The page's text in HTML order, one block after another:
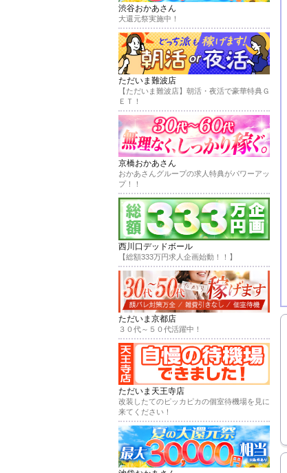
渋谷おかあさん
大還元祭実施中！
ただいま難波店
【ただいま難波店】朝活・夜活で豪華特典Ｇ
ＥＴ！
京橋おかあさん
おかあさんグループの求人特典がパワーアッ
プ！！
西川口デッドボール
【総額333万円求人企画始動！！】
ただいま京都店
３０代～５０代活躍中！
ただいま天王寺店
改装したてのピッカピカの個室待機場を見に
来てください！